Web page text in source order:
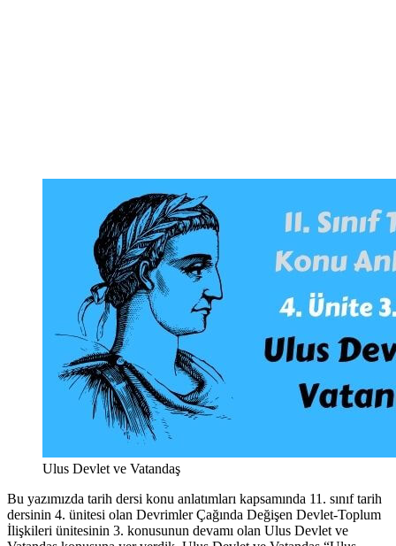
Ulus Devlet ve Vatandaş
Bu yazımızda tarih dersi konu anlatımları kapsamında 11. sınıf tarih
dersinin 4. ünitesi olan Devrimler Çağında Değişen Devlet-Toplum
İlişkileri ünitesinin 3. konusunun devamı olan Ulus Devlet ve